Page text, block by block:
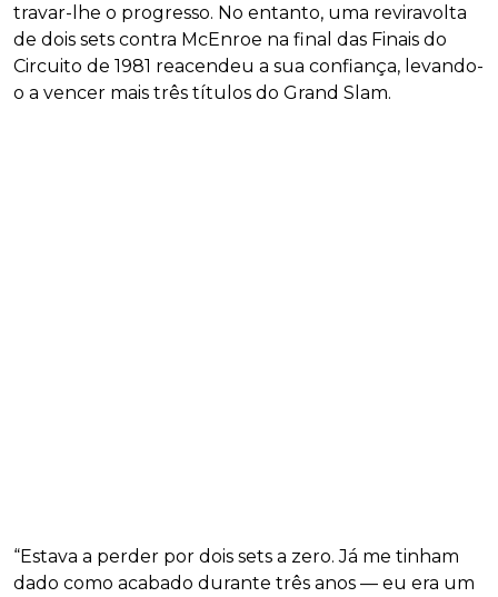
travar-lhe o progresso. No entanto, uma reviravolta
de dois sets contra McEnroe na final das Finais do
Circuito de 1981 reacendeu a sua confiança, levando-
o a vencer mais três títulos do Grand Slam.
“Estava a perder por dois sets a zero. Já me tinham
dado como acabado durante três anos — eu era um